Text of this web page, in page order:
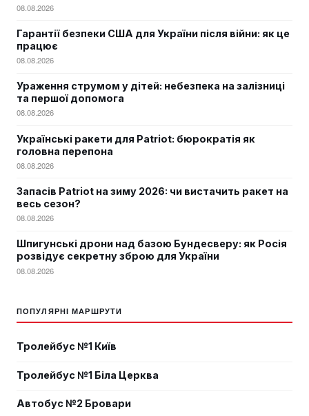
08.08.2026
Гарантії безпеки США для України після війни: як це
працює
08.08.2026
Ураження струмом у дітей: небезпека на залізниці
та першої допомога
08.08.2026
Українські ракети для Patriot: бюрократія як
головна перепона
08.08.2026
Запасів Patriot на зиму 2026: чи вистачить ракет на
весь сезон?
08.08.2026
Шпигунські дрони над базою Бундесверу: як Росія
розвідує секретну зброю для України
08.08.2026
ПОПУЛЯРНІ МАРШРУТИ
Тролейбус №1 Київ
Тролейбус №1 Біла Церква
Автобус №2 Бровари